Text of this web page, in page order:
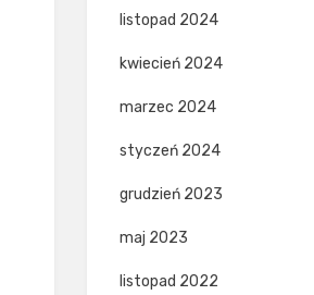
listopad 2024
kwiecień 2024
marzec 2024
styczeń 2024
grudzień 2023
maj 2023
listopad 2022